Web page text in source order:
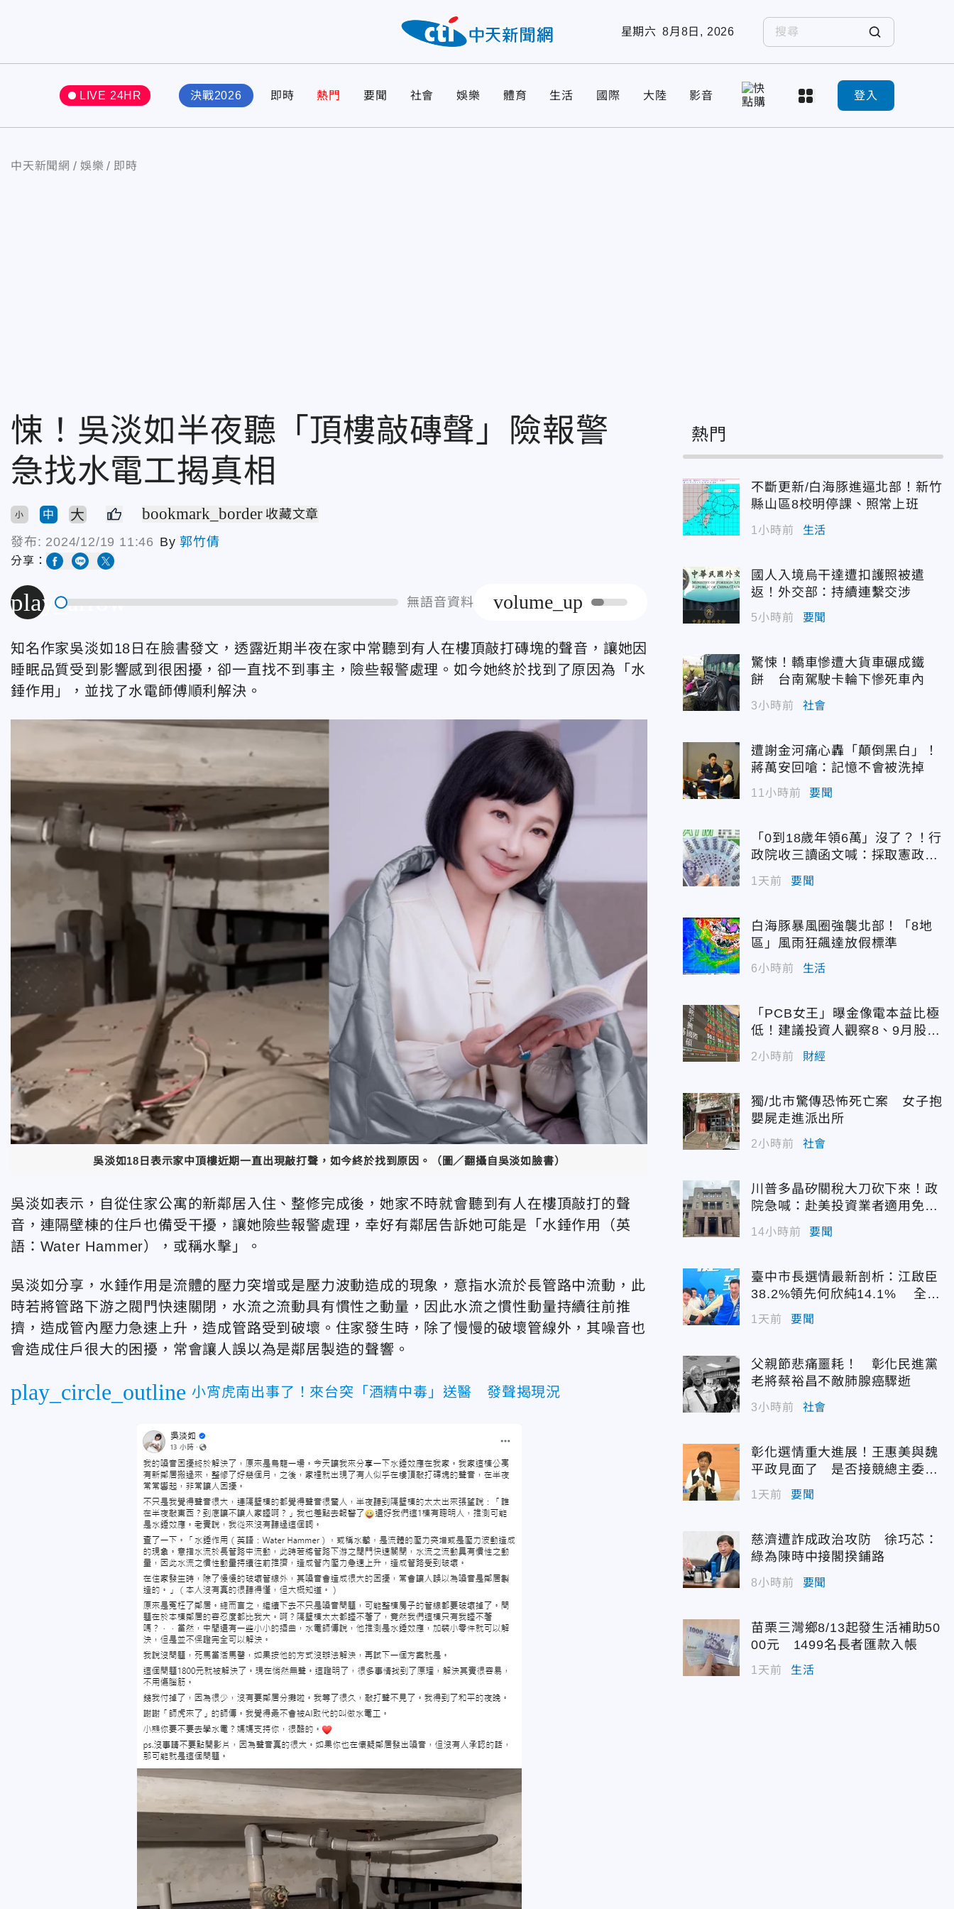
星期六 8月8日, 2026
LIVE 24HR 決戰2026 即時 熱門 要聞 社會 娛樂 體育 生活 國際 大陸 影音 登入
中天新聞網 娛樂 即時
悚！吳淡如半夜聽「頂樓敲磚聲」險報警
急找水電工揭真相
小 中 大 bookmark_border 收藏文章
發布: 2024/12/19 11:46 By郭竹倩
分享：
play_arrow 無語音資料 volume_up
知名作家吳淡如18日在臉書發文，透露近期半夜在家中常聽到有人在樓頂敲打磚塊的聲音，讓她因
睡眠品質受到影響感到很困擾，卻一直找不到事主，險些報警處理。如今她終於找到了原因為「水
錘作用」，並找了水電師傅順利解決。
吳淡如18日表示家中頂樓近期一直出現敲打聲，如今終於找到原因。（圖／翻攝自吳淡如臉書）
吳淡如表示，自從住家公寓的新鄰居入住、整修完成後，她家不時就會聽到有人在樓頂敲打的聲
音，連隔壁棟的住戶也備受干擾，讓她險些報警處理，幸好有鄰居告訴她可能是「水錘作用（英
語：Water Hammer），或稱水擊」。
吳淡如分享，水錘作用是流體的壓力突增或是壓力波動造成的現象，意指水流於長管路中流動，此
時若將管路下游之閥門快速關閉，水流之流動具有慣性之動量，因此水流之慣性動量持續往前推
擠，造成管內壓力急速上升，造成管路受到破壞。住家發生時，除了慢慢的破壞管線外，其噪音也
會造成住戶很大的困擾，常會讓人誤以為是鄰居製造的聲響。
play_circle_outline 小宵虎南出事了！來台突「酒精中毒」送醫 發聲揭現況
熱門
不斷更新/白海豚進逼北部！新竹
縣山區8校明停課、照常上班
1小時前 生活
國人入境烏干達遭扣護照被遣
返！外交部：持續連繫交涉
5小時前 要聞
驚悚！轎車慘遭大貨車碾成鐵
餅 台南駕駛卡輪下慘死車內
3小時前 社會
遭謝金河痛心轟「顛倒黑白」！
蔣萬安回嗆：記憶不會被洗掉
11小時前 要聞
「0到18歲年領6萬」沒了？！行
政院收三讀函文喊：採取憲政作
1天前 要聞
白海豚暴風圈強襲北部！「8地
區」風雨狂飆達放假標準
6小時前 生活
「PCB女王」曝金像電本益比極
低！建議投資人觀察8、9月股價
再布局
2小時前 財經
獨/北市驚傳恐怖死亡案 女子抱
嬰屍走進派出所
2小時前 社會
川普多晶矽關稅大刀砍下來！政
院急喊：赴美投資業者適用免稅
配額
14小時前 要聞
臺中市長選情最新剖析：江啟臣
38.2%領先何欣純14.1% 全世
代支持度全面居首
1天前 要聞
父親節悲痛噩耗！ 彰化民進黨
老將蔡裕昌不敵肺腺癌驟逝
3小時前 社會
彰化選情重大進展！王惠美與魏
平政見面了 是否接競總主委態
度曝光
1天前 要聞
慈濟遭詐成政治攻防 徐巧芯：
綠為陳時中接閣揆鋪路
8小時前 要聞
苗栗三灣鄉8/13起發生活補助50
00元 1499名長者匯款入帳
1天前 生活